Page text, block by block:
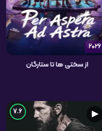
2026
از سختی ها تا ستارگان
▶
7.6